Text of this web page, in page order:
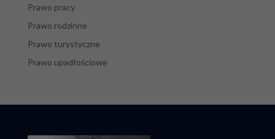
Prawo pracy
Prawo rodzinne
Prawo turystyczne
Prawo upadłościowe